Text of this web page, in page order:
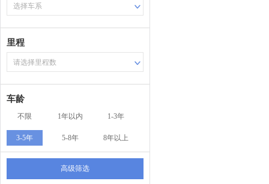
选择车系
里程
请选择里程数
车龄
不限 1年以内 1-3年
3-5年 5-8年 8年以上
高级筛选